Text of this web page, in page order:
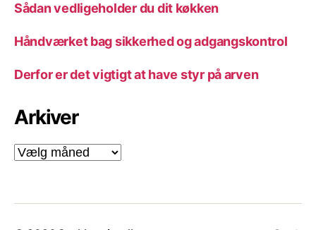
Sådan vedligeholder du dit køkken
Håndværket bag sikkerhed og adgangskontrol
Derfor er det vigtigt at have styr på arven
Arkiver
Arkiver